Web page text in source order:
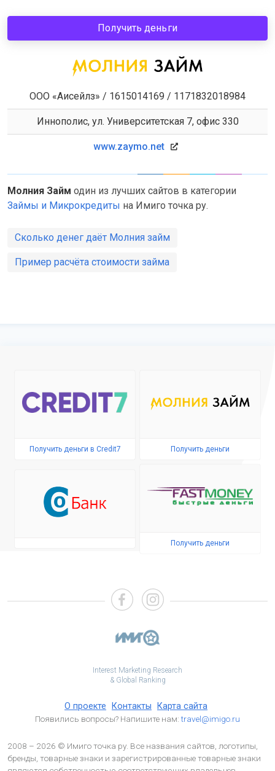
Получить деньги
ООО «Аисейлз» / 1615014169 / 1171832018984
Иннополис, ул. Университетская 7, офис 330
www.zaymo.net
Молния Займ один из лучших сайтов в категории
Займы и Микрокредиты на Имиго точка ру.
Сколько денег даёт Молния займ
Пример расчёта стоимости займа
Получить деньги в Credit7 Получить деньги
Получить деньги
Interest Marketing Research
& Global Ranking
О проекте Контакты Карта сайта
Появились вопросы? Напишите нам:travel@imigo.ru
2008 – 2026 © Имиго точка ру. Все названия сайтов, логотипы,
бренды, товарные знаки и зарегистрированные товарные знаки